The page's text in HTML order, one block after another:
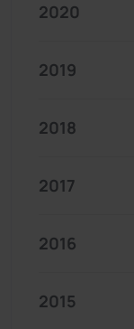
2020
2019
2018
2017
2016
2015